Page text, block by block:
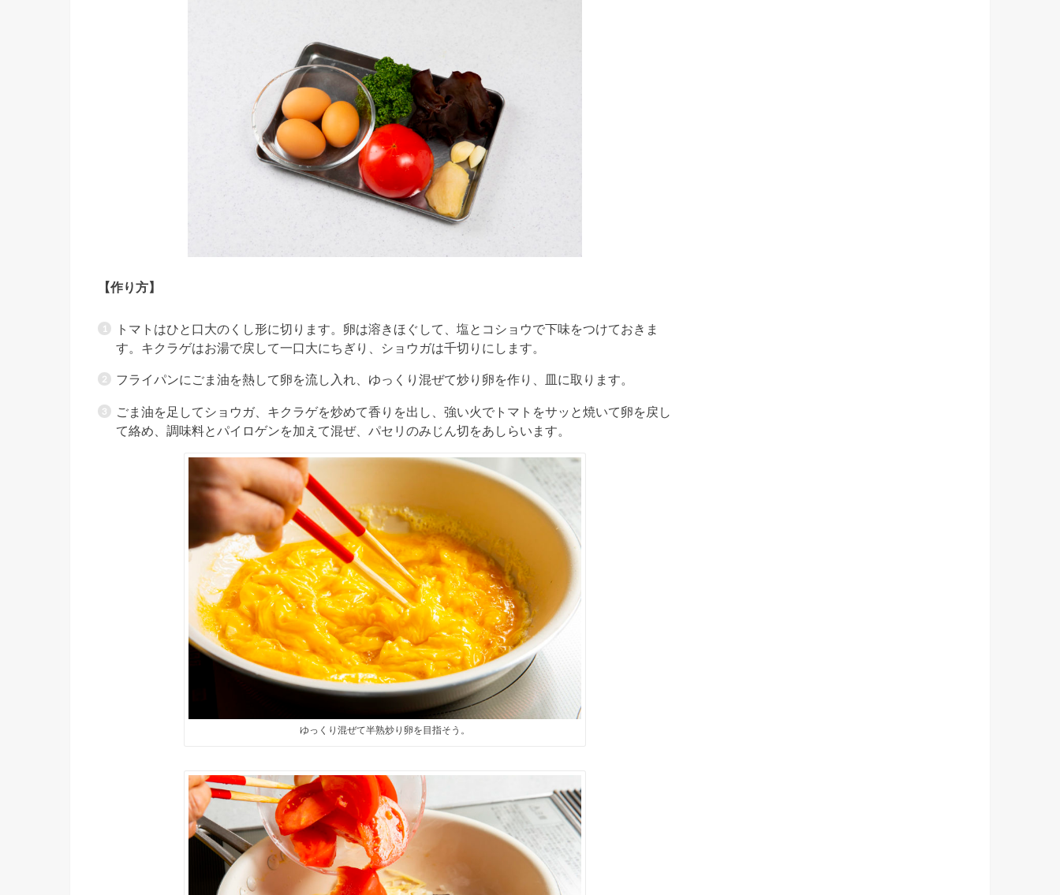
【作り方】
トマトはひと口大のくし形に切ります。卵は溶きほぐして、塩とコショウで下味をつけておきま
す。キクラゲはお湯で戻して一口大にちぎり、ショウガは千切りにします。
フライパンにごま油を熱して卵を流し入れ、ゆっくり混ぜて炒り卵を作り、皿に取ります。
ごま油を足してショウガ、キクラゲを炒めて香りを出し、強い火でトマトをサッと焼いて卵を戻し
て絡め、調味料とパイロゲンを加えて混ぜ、パセリのみじん切をあしらいます。
ゆっくり混ぜて半熟炒り卵を目指そう。